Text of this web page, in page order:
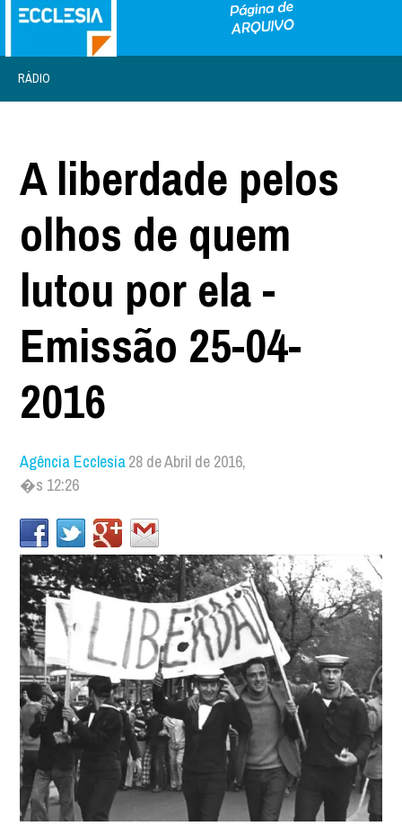
RÁDIO
A liberdade pelos
olhos de quem
lutou por ela -
Emissão 25-04-
2016
Agência Ecclesia28 de Abril de 2016,
�s 12:26